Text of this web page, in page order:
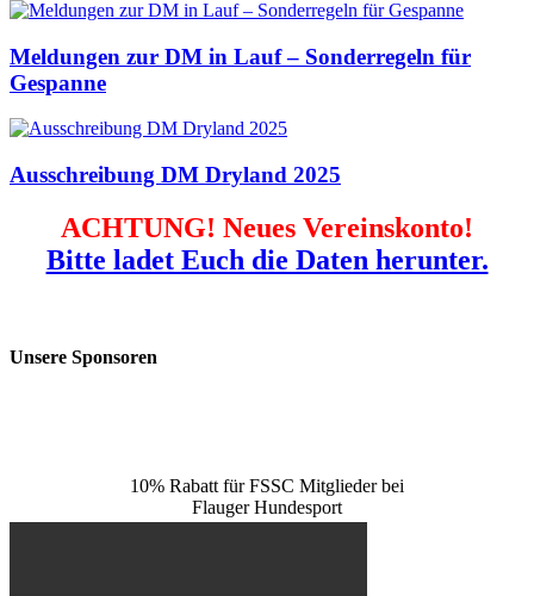
Meldungen zur DM in Lauf – Sonderregeln für
Gespanne
Ausschreibung DM Dryland 2025
ACHTUNG! Neues Vereinskonto!
Bitte ladet Euch die Daten herunter.
Unsere Sponsoren
10% Rabatt für FSSC Mitglieder bei
Flauger Hundesport